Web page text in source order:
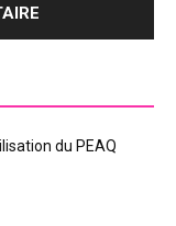
du PEAQ